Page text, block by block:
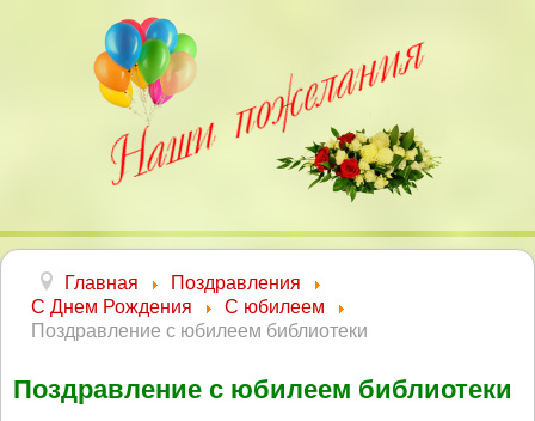
Главная
Поздравления
С Днем Рождения
С юбилеем
Поздравление с юбилеем библиотеки
Поздравление с юбилеем библиотеки